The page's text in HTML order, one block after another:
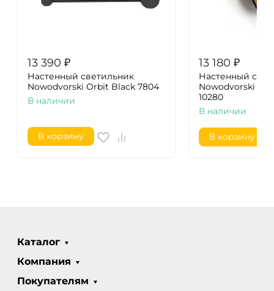
13 390 ₽
Настенный светильник
Nowodvorski Orbit Black 7804
В наличии
В корзину
13 180 ₽
Настенный
Nowodvorski
10280
В наличии
В корзину
Каталог
Компания
Покупателям